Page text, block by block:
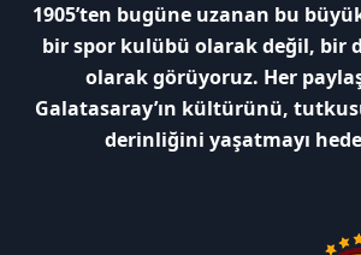
1905’ten bugüne uzanan bu
bir spor kulübü olarak değil, bir
olarak görüyoruz. Her
Galatasaray’ın kültürünü,
derinliğini yaşatmayı